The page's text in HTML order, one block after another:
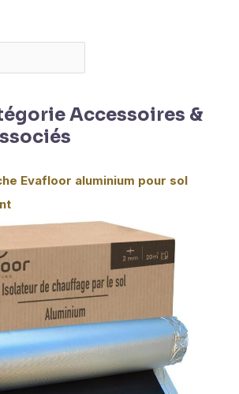
Accessoires &
Evafloor aluminium pour sol